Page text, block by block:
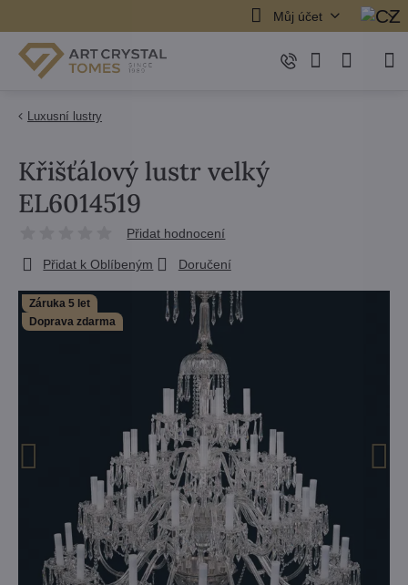
Můj účet
Luxusní lustry
Záruka 5 let
Doprava zdarma
Křišťálový lustr velký
EL6014519
Přidat hodnocení
Přidat k Oblíbeným Doručení